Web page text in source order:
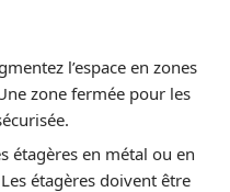
l’espace en zones
zone fermée pour les
étagères en métal ou en
étagères doivent être